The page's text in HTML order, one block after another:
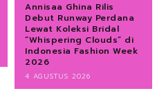
Annisaa Ghina Rilis
Debut Runway Perdana
Lewat Koleksi Bridal
“Whispering Clouds” di
Indonesia Fashion Week
2026
4 AGUSTUS 2026